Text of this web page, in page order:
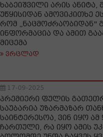
ხაბეიშვილი არის ანიტა,
უწყისიდან ამოვიკითხე
რომ „ნაცმოძრაობიდან"
ინფორმაცია და ამით
მიცემა
ვრცლად
17-09-2025
პრემიერი ფულის
საუბარია უზარმაზარ
საინტერესოა, ვინ იყო
ჩართული, რა იყო ამის